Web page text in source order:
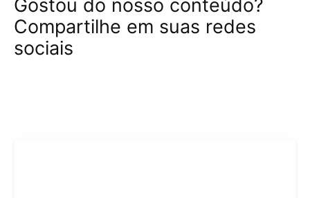
Gostou do nosso conteúdo?
Compartilhe em suas redes
sociais